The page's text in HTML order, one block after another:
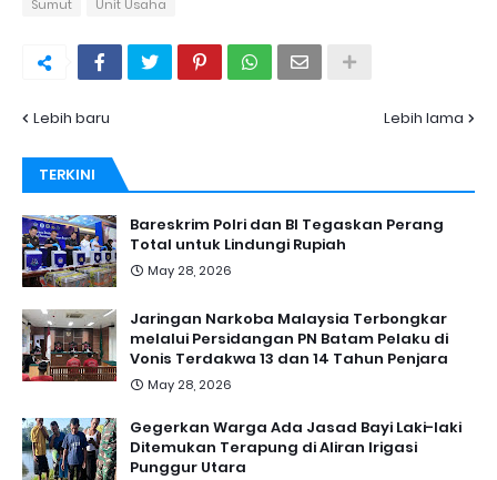
Sumut
Unit Usaha
Lebih baru Lebih lama
TERKINI
Bareskrim Polri dan BI Tegaskan Perang
Total untuk Lindungi Rupiah
May 28, 2026
Jaringan Narkoba Malaysia Terbongkar
melalui Persidangan PN Batam Pelaku di
Vonis Terdakwa 13 dan 14 Tahun Penjara
May 28, 2026
Gegerkan Warga Ada Jasad Bayi Laki-laki
Ditemukan Terapung di Aliran Irigasi
Punggur Utara